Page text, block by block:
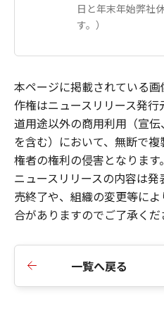
日と年末年始弊社
す。）
本ページに掲載されている
作権はニュースリリース発
道用途以外の商用利用（宣
を含む）において、無断で
権者の権利の侵害となります。
ニュースリリースの内容は
売終了や、組織の変更等に
合がありますのでご了承くだ
一覧へ戻る